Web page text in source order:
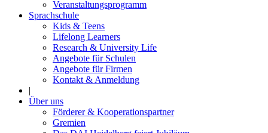
Veranstaltungsprogramm
Sprachschule
Kids & Teens
Lifelong Learners
Research & University Life
Angebote für Schulen
Angebote für Firmen
Kontakt & Anmeldung
|
Über uns
Förderer & Kooperationspartner
Gremien